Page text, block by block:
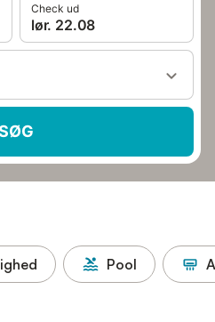
Check ud
lør. 22.08
Pool